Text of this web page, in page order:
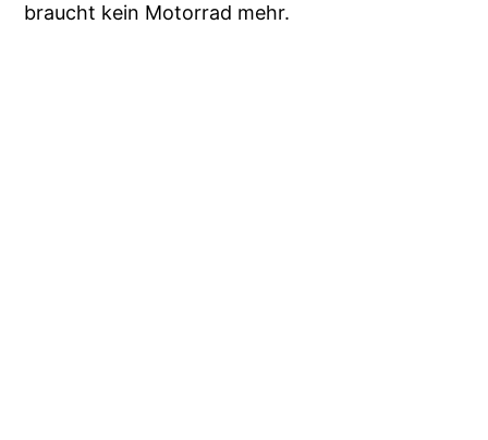
braucht kein Motorrad mehr.